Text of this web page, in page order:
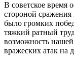
В советское время
стороной
было громких
тяжкий ратный
возможность
вражеских атак на